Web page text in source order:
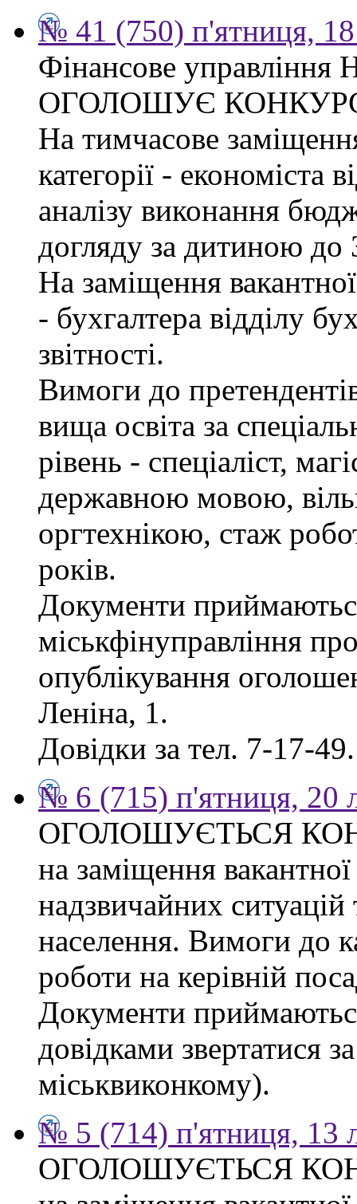
№ 41 (750) п'ятниця, 18
Фінансове управління
ОГОЛОШУЄ
На тимчасове
категорії - економіста
аналізу виконання
догляду за дитиною до
На заміщення вакантної
- бухгалтера відділу
звітності.
Вимоги до
вища освіта за
рівень - спеціаліст,
державною мовою,
оргтехнікою, стаж
років.
Документи
міськфінуправління
опублікування
Леніна, 1.
Довідки за тел. 7-17-49.
№ 6 (715) п'ятниця, 20
ОГОЛОШУЄТЬСЯ
на заміщення
надзвичайних ситуацій
населення. Вимоги до
роботи на керівній
Документи
довідками звертатися
міськвиконкому).
№ 5 (714) п'ятниця, 13
ОГОЛОШУЄТЬСЯ